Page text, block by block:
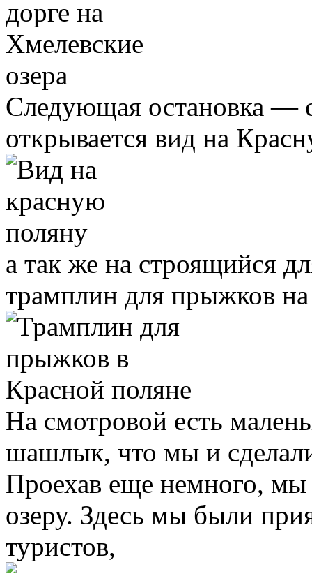
Следующая остановка —
открывается вид на
а так же на строящийся
трамплин для прыжков
На смотровой есть
шашлык, что мы и
Проехав еще немного,
озеру. Здесь мы были
туристов,